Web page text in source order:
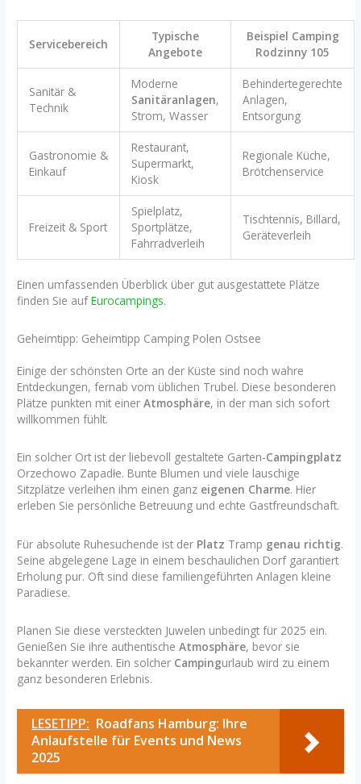
Servicebereich
Typische
Angebote
Beispiel Camping
Rodzinny 105
Sanitär &
Technik
Moderne
Sanitäranlagen,
Strom, Wasser
Behindertegerechte
Anlagen,
Entsorgung
Gastronomie &
Einkauf
Restaurant,
Supermarkt,
Kiosk
Regionale Küche,
Brötchenservice
Freizeit & Sport
Spielplatz,
Sportplätze,
Fahrradverleih
Tischtennis, Billard,
Geräteverleih
Einen umfassenden Überblick über gut ausgestattete Plätze
finden Sie aufEurocampings.
Geheimtipp: Geheimtipp Camping Polen Ostsee
Einige der schönsten Orte an der Küste sind noch wahre
Entdeckungen, fernab vom üblichen Trubel. Diese besonderen
Plätze punkten mit einerAtmosphäre, in der man sich sofort
willkommen fühlt.
Ein solcher Ort ist der liebevoll gestaltete Garten-Campingplatz
Orzechowo Zapadłe. Bunte Blumen und viele lauschige
Sitzplätze verleihen ihm einen ganz eigenen Charme. Hier
erleben Sie persönliche Betreuung und echte Gastfreundschaft.
Für absolute Ruhesuchende ist der Platz Tramp genau richtig.
Seine abgelegene Lage in einem beschaulichen Dorf garantiert
Erholung pur. Oft sind diese familiengeführten Anlagen kleine
Paradiese.
Planen Sie diese versteckten Juwelen unbedingt für 2025 ein.
Genießen Sie ihre authentischeAtmosphäre, bevor sie
bekannter werden. Ein solcher Campingurlaub wird zu einem
ganz besonderen Erlebnis.
LESETIPP: Roadfans Hamburg: Ihre
Anlaufstelle für Events und News
2025